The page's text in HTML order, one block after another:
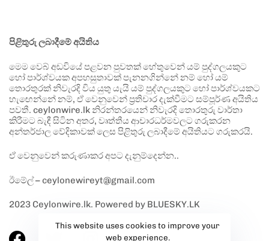
පිළිතුරු ලබාදීමේ අයිතිය
මෙම වෙබ් අඩවියේ පළවන පුවතක් හේතුවෙන් යම් පුද්ගලයකුට
හෝ පාර්ශ්වයක අපහසුතාවක් පැනනගින්නේ නම් හෝ යම්
තොරතුරක් නිවැරදි විය යුතු යැයි යම් පුද්ගලයකුට හෝ පාර්ශ්වයකට
හැඟෙන්නේ නම්, ඒ වෙනුවෙන් ප්‍රතිචාර දැක්වීමට සම්පූර්ණ අයිතිය
පවතී. ceylonwire.lk නිරන්තරයෙන් නිවැරදි තොරතුරු වාර්තා
කිරීමට බැඳී සිටින අතර, වෘත්තීය ආචාරධර්මවලට ගරුකරන
අන්තර්ජාල වේදිකාවක් ලෙස පිළිතුරු ලබාදීමේ අයිතියට ගරුකරයි.
ඒ වෙනුවෙන් කරුණාකර අපට දැනුම්දෙන්න..
ඊමේල් – ceylonewireyt@gmail.com
2023 Ceylonwire.lk. Powered by BLUESKY.LK
This website uses cookies to improve your
web experience.